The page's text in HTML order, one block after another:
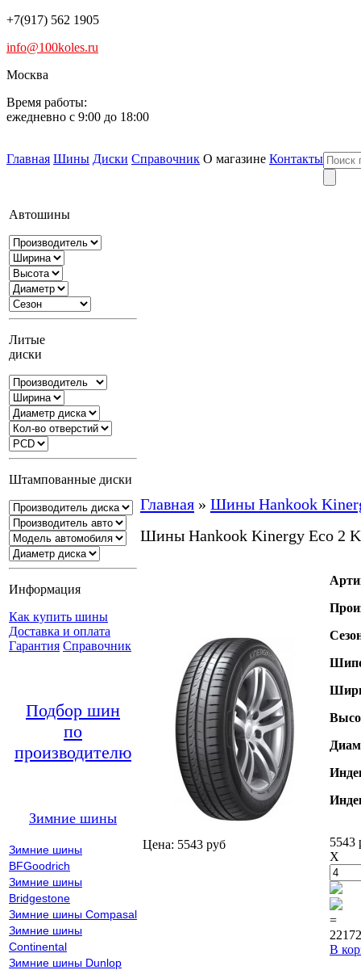
+7(917) 562 1905
info@100koles.ru
Москва
Время работы:
ежедневно с 9:00 до 18:00
Главная Шины Диски Справочник О магазине Контакты
Автошины
Литые
диски
Штампованные диски
Информация
Как купить шины
Доставка и оплата
Гарантия Справочник
Подбор шин
по
производителю
Зимние шины
Зимние шины
BFGoodrich
Зимние шины
Bridgestone
Зимние шины Compasal
Зимние шины
Continental
Зимние шины Dunlop
Главная » Шины Hankook
Шины Hankook Kinergy Eco 2
Цена: 5543 руб
5543
X
=
В